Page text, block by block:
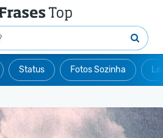
Status Fotos Sozinha